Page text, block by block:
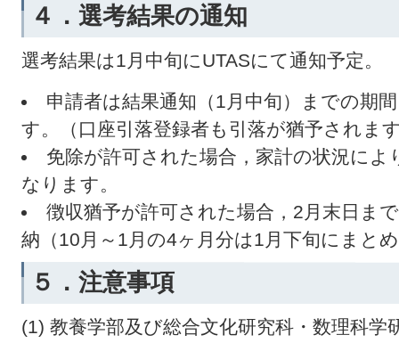
４．選考結果の通知
選考結果は1月中旬にUTASにて通知予定。
申請者は結果通知（1月中旬）までの期
す。（口座引落登録者も引落が猶予されま
免除が許可された場合，家計の状況に
なります。
徴収猶予が許可された場合，2月末日ま
納（10月～1月の4ヶ月分は1月下旬にまと
５．注意事項
(1) 教養学部及び総合文化研究科・数理科学